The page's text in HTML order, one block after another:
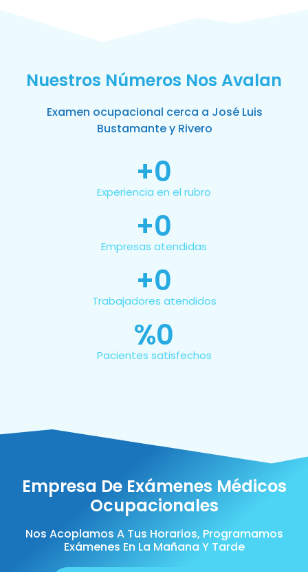
Nuestros Números Nos Avalan
Examen ocupacional cerca a José Luis
Bustamante y Rivero
Experiencia en el rubro
+0
Empresas atendidas
+0
Trabajadores atendidos
+0
Pacientes satisfechos
%0
Empresa De Exámenes Médicos
Ocupacionales
Nos Acoplamos A Tus Horarios, Programamos
Exámenes En La Mañana Y Tarde